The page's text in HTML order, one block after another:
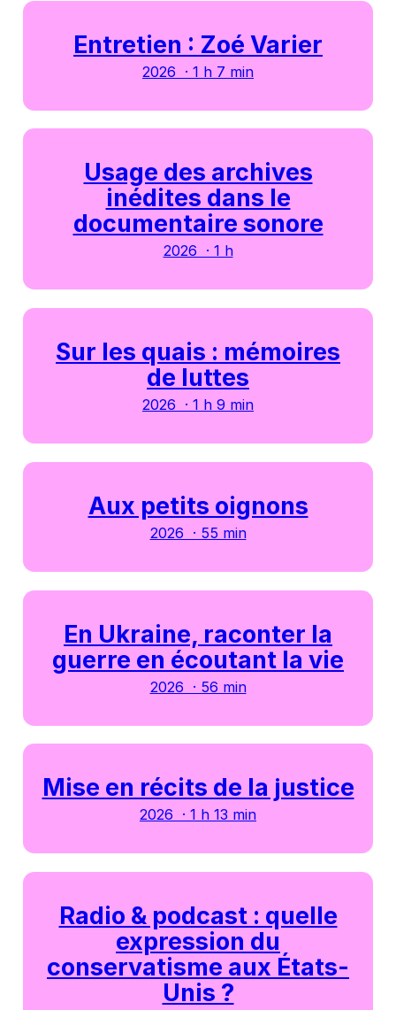
Entretien : Zoé Varier
2026 · 1 h 7 min
Usage des archives
inédites dans le
documentaire sonore
2026 · 1 h
Sur les quais : mémoires
de luttes
2026 · 1 h 9 min
Aux petits oignons
2026 · 55 min
En Ukraine, raconter la
guerre en écoutant la vie
2026 · 56 min
Mise en récits de la justice
2026 · 1 h 13 min
Radio & podcast : quelle
expression du
conservatisme aux États-
Unis ?